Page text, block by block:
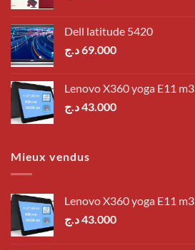
Dell latitude 5420
69.000د.ج
Lenovo X360 yoga E11 m3
43.000د.ج
Mieux vendus
Lenovo X360 yoga E11 m3
43.000د.ج